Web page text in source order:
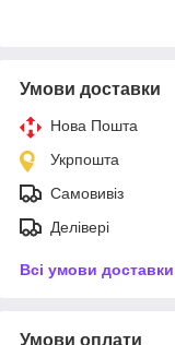
Умови доставки
Нова Пошта
Укрпошта
Самовивіз
Делівері
Всі умови доставки
Умови оплати